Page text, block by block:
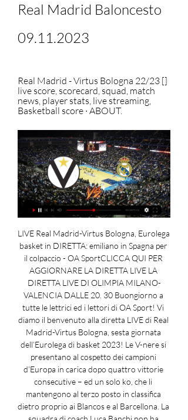
Real Madrid Baloncesto
09.11.2023
Real Madrid - Virtus Bologna 22/23 []
live score, scorecard, squad, match
news, player stats, live streaming,
Basketball score · ABOUT.
LIVE Real Madrid-Virtus Bologna, Eurolega
basket in DIRETTA: emiliano in Spagna per
il colpaccio - OA SportCLICCA QUI PER
AGGIORNARE LA DIRETTA LIVE LA
DIRETTA LIVE DI OLIMPIA MILANO-
VALENCIA DALLE 20. 30 Buongiorno a
tutte le lettrici ed i lettori di OA Sport! Vi
diamo il benvenuto alla diretta LIVE di Real
Madrid-Virtus Bologna, sesta giornata
dell’Eurolega di basket 2023! Le V-nere si
presentano al cospetto dei campioni
d’Europa in carica dopo quattro vittorie
consecutive – ed un solo ko, che li
mantengono al terzo posto in classifica
dietro proprio ai Blancos e al Barcellona. La